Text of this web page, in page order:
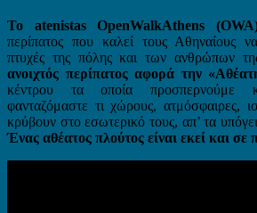
Το atenistas OpenWalkAthens
περίπατος που καλεί τους Αθηναίους
πτυχές της πόλης και των ανθρώπων
ανοιχτός περίπατος αφορά την
κέντρου τα οποία προσπερνούμε
φανταζόμαστε τι χώρους, ατμόσφαιρες,
κρύβουν στο εσωτερικό τους, απ’ τα
Ένας αθέατος πλούτος είναι εκεί και σε